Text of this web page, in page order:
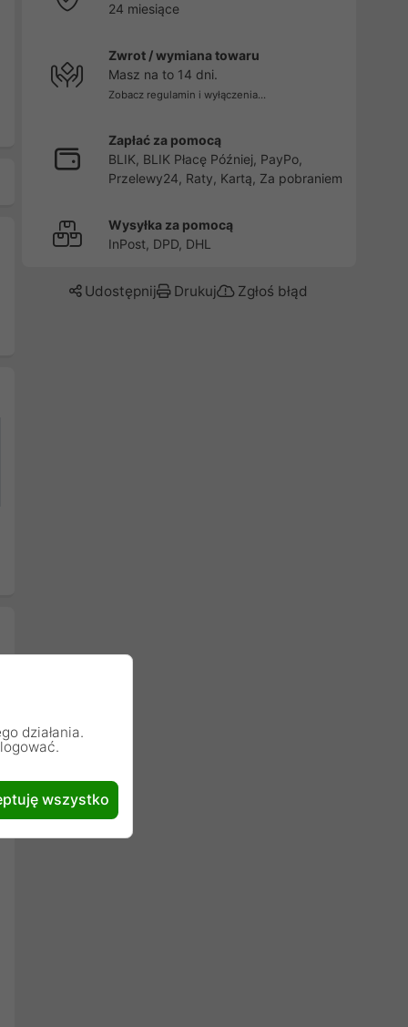
24 miesiące
Zwrot / wymiana towaru
Masz na to 14 dni.
Zobacz regulamin i wyłączenia...
Zapłać za pomocą
BLIK, BLIK Płacę Później, PayPo,
Przelewy24, Raty, Kartą, Za pobraniem
Wysyłka za pomocą
InPost, DPD, DHL
Udostępnij Drukuj Zgłoś błąd
działania.
wszystko